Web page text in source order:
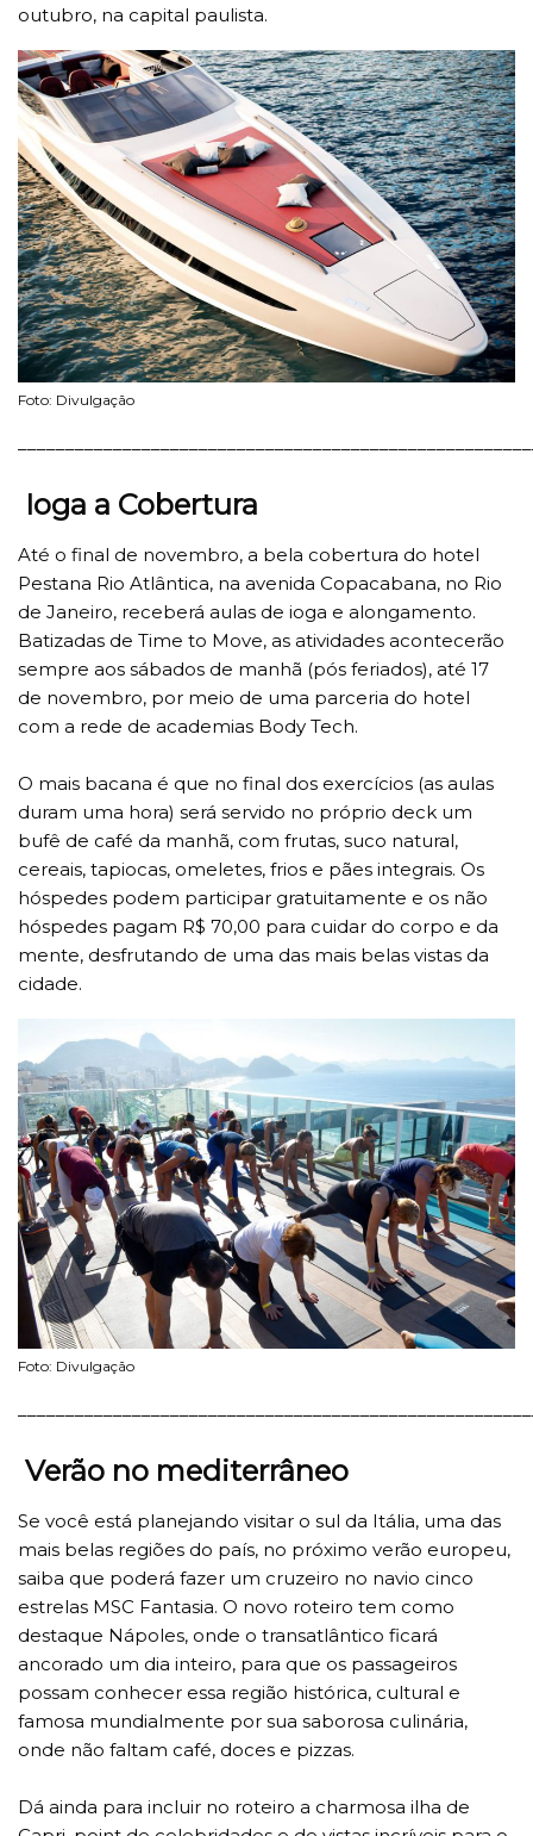
outubro, na capital paulista.
Foto: Divulgação
Ioga a Cobertura
Até o final de novembro, a bela cobertura do hotel
Pestana Rio Atlântica, na avenida Copacabana, no Rio
de Janeiro, receberá aulas de ioga e alongamento.
Batizadas de Time to Move, as atividades acontecerão
sempre aos sábados de manhã (pós feriados), até 17
de novembro, por meio de uma parceria do hotel
com a rede de academias Body Tech.
O mais bacana é que no final dos exercícios (as aulas
duram uma hora) será servido no próprio deck um
bufê de café da manhã, com frutas, suco natural,
cereais, tapiocas, omeletes, frios e pães integrais. Os
hóspedes podem participar gratuitamente e os não
hóspedes pagam R$ 70,00 para cuidar do corpo e da
mente, desfrutando de uma das mais belas vistas da
cidade.
Foto: Divulgação
Verão no mediterrâneo
Se você está planejando visitar o sul da Itália, uma das
mais belas regiões do país, no próximo verão europeu,
saiba que poderá fazer um cruzeiro no navio cinco
estrelas MSC Fantasia. O novo roteiro tem como
destaque Nápoles, onde o transatlântico ficará
ancorado um dia inteiro, para que os passageiros
possam conhecer essa região histórica, cultural e
famosa mundialmente por sua saborosa culinária,
onde não faltam café, doces e pizzas.
Dá ainda para incluir no roteiro a charmosa ilha de